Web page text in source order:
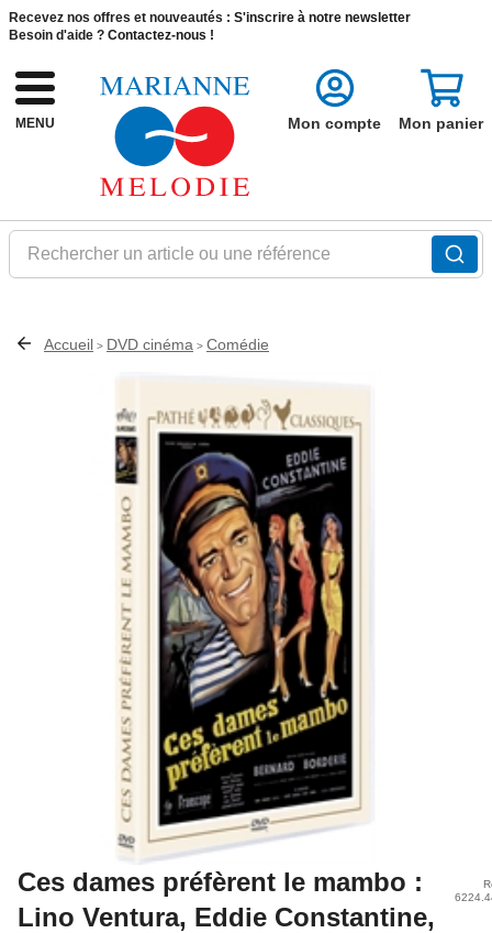
Recevez nos offres et nouveautés : S'inscrire à notre newsletter
Besoin d'aide ? Contactez-nous !
MENU
Rechercher un article ou une référence
Mon compte Mon panier
Accueil > DVD cinéma > Comédie
Ces dames préfèrent le mambo :
Lino Ventura, Eddie Constantine,